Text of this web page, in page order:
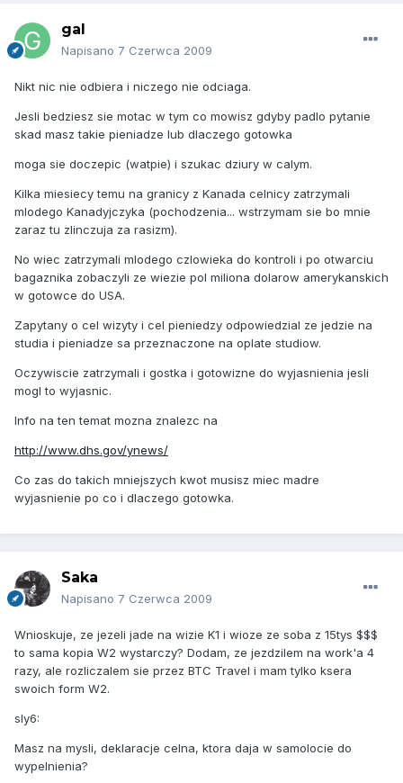
gal
Napisano 7 Czerwca 2009
Nikt nic nie odbiera i niczego nie odciaga.
Jesli bedziesz sie motac w tym co mowisz gdyby padlo pytanie
skad masz takie pieniadze lub dlaczego gotowka
moga sie doczepic (watpie) i szukac dziury w calym.
Kilka miesiecy temu na granicy z Kanada celnicy zatrzymali
mlodego Kanadyjczyka (pochodzenia... wstrzymam sie bo mnie
zaraz tu zlinczuja za rasizm).
No wiec zatrzymali mlodego czlowieka do kontroli i po otwarciu
bagaznika zobaczyli ze wiezie pol miliona dolarow amerykanskich
w gotowce do USA.
Zapytany o cel wizyty i cel pieniedzy odpowiedzial ze jedzie na
studia i pieniadze sa przeznaczone na oplate studiow.
Oczywiscie zatrzymali i gostka i gotowizne do wyjasnienia jesli
mogl to wyjasnic.
Info na ten temat mozna znalezc na
http://www.dhs.gov/ynews/
Co zas do takich mniejszych kwot musisz miec madre
wyjasnienie po co i dlaczego gotowka.
Saka
Napisano 7 Czerwca 2009
Wnioskuje, ze jezeli jade na wizie K1 i wioze ze soba z 15tys $$$
to sama kopia W2 wystarczy? Dodam, ze jezdzilem na work'a 4
razy, ale rozliczalem sie przez BTC Travel i mam tylko ksera
swoich form W2.
sly6:
Masz na mysli, deklaracje celna, ktora daja w samolocie do
wypelnienia?